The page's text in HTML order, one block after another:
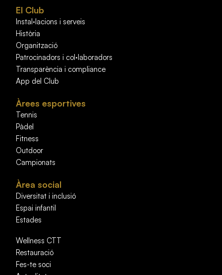
El Club
Instal·lacions i serveis
Història
Organització
Patrocinadors i col·laboradors
Transparència i compliance
App del Club
Àrees esportives
Tennis
Pàdel
Fitness
Outdoor
Campionats
Àrea social
Diversitat i inclusió
Espai infantil
Estades
Wellness CTT
Restauració
Fes-te soci